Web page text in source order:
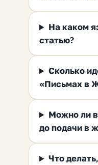
На каком
статью?
Сколько
«Письмах в
Можно ли
до подачи в
Что